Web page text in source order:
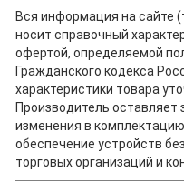
Вся информация на сайте
носит справочный
офертой, определяемой
Гражданского кодекса
характеристики товара
Производитель оставляет
изменения в
обеспечение устройств
торговых организаций и